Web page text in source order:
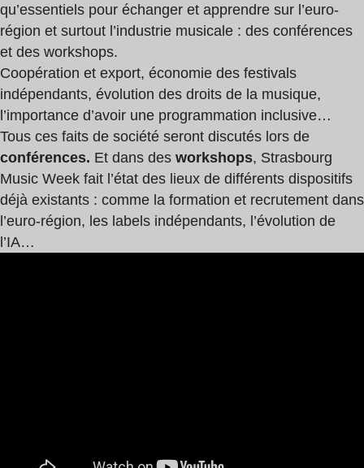
qu’essentiels pour échanger et apprendre sur l’euro-
région et surtout l’industrie musicale : des conférences
et des workshops.
Coopération et export, économie des festivals
indépendants, évolution des droits de la musique,
l’importance d’avoir une programmation inclusive…
Tous ces faits de société seront discutés lors de
conférences. Et dans des workshops, Strasbourg
Music Week fait l’état des lieux de différents dispositifs
déjà existants : comme la formation et recrutement dans
l’euro-région, les labels indépendants, l’évolution de
l’IA…